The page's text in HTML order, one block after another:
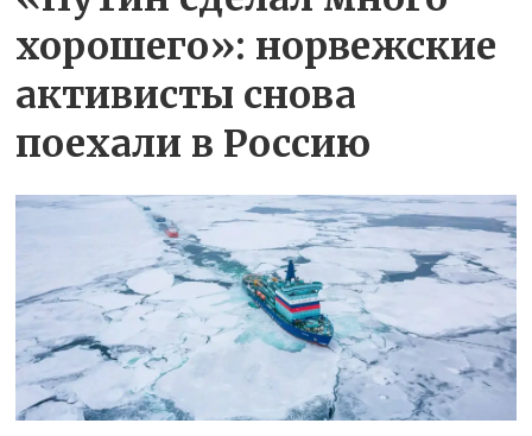
хорошего»: норвежские
активисты снова
поехали в Россию